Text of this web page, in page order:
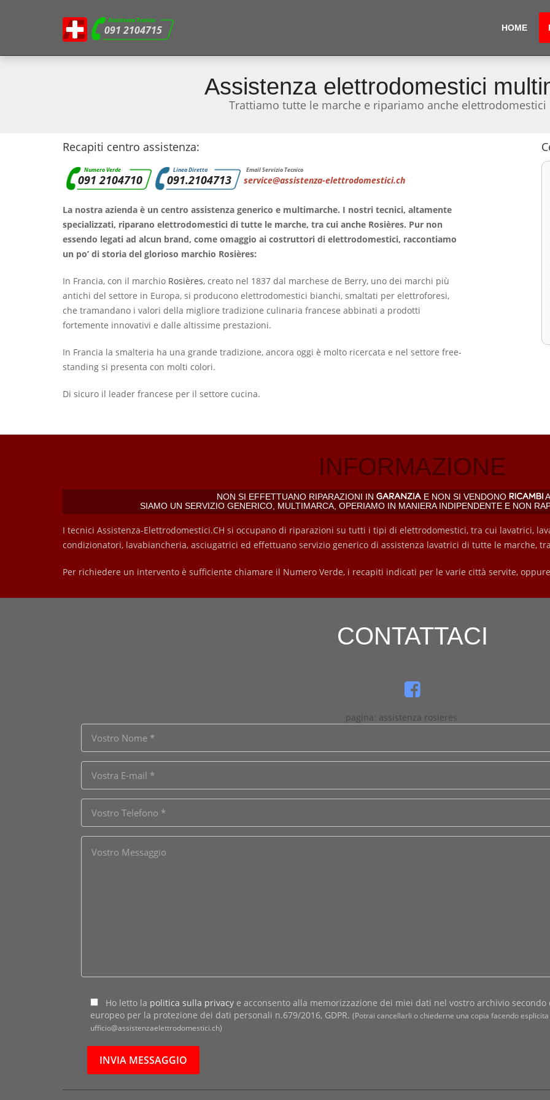
Assistenza Tecnica
091 2104715 HOME
Assistenza elettrodomestici
Trattiamo tutte le marche e ripariamo anche elettrodomestici
Recapiti centro assistenza:
Numero Verde
091 2104710
Linea Diretta
091.2104713
Email Servizio Tecnico
service@assistenza-elettrodomestici.ch
La nostra azienda è un centro assistenza generico e multimarche. I nostri tecnici, altamente
specializzati, riparano elettrodomestici di tutte le marche, tra cui anche Rosières. Pur non
essendo legati ad alcun brand, come omaggio ai costruttori di elettrodomestici, raccontiamo
un po’ di storia del glorioso marchio Rosières:
In Francia, con il marchio Rosières, creato nel 1837 dal marchese de Berry, uno dei marchi più
antichi del settore in Europa, si producono elettrodomestici bianchi, smaltati per elettroforesi,
che tramandano i valori della migliore tradizione culinaria francese abbinati a prodotti
fortemente innovativi e dalle altissime prestazioni.
In Francia la smalteria ha una grande tradizione, ancora oggi è molto ricercata e nel settore free-
standing si presenta con molti colori.
Di sicuro il leader francese per il settore cucina.
INFORMAZIONE
NON SI EFFETTUANO RIPARAZIONI IN E NON SI VENDONO
SIAMO UN SERVIZIO GENERICO, MULTIMARCA, OPERIAMO IN MANIERA INDIPENDENTE E NON
I tecnici Assistenza-Elettrodomestici.CH si occupano di riparazioni su tutti i tipi di elettrodomestici, tra cui lavatrici,
condizionatori, lavabiancheria, asciugatrici ed effettuano servizio generico di assistenza lavatrici di tutte le marche,
Per richiedere un intervento è sufficiente chiamare il Numero Verde, i recapiti indicati per le varie città servite,
CONTATTACI
pagina: assistenza rosieres
Ho letto la politica sulla privacy e acconsento alla memorizzazione dei miei dati nel vostro archivio
europeo per la protezione dei dati personali n.679/2016, GDPR. (Potrai cancellarli o chiederne una copia facendo
ufficio@assistenzaelettrodomestici.ch)